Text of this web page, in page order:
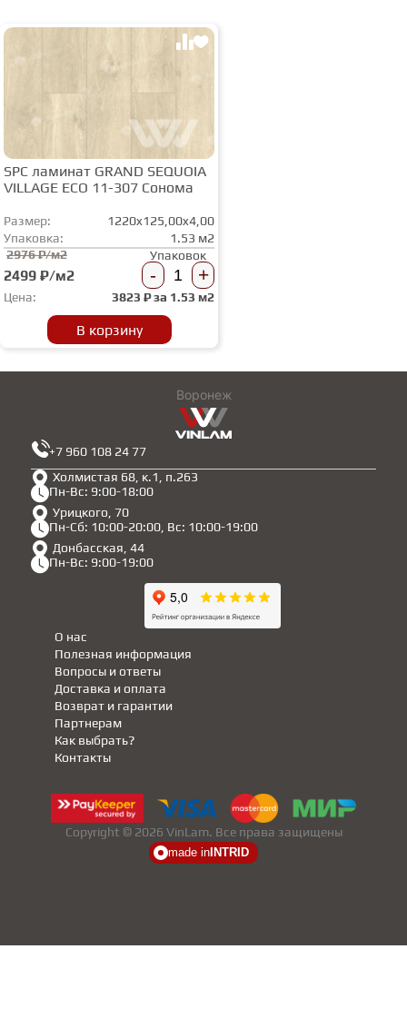
SPC ламинат GRAND SEQUOIA
VILLAGE ECO 11-307 Сонома
Размер:
1220x125,00x4,00
Упаковка:
1.53 м2
2976 ₽/м2
2499 ₽/м2
Упаковок
- +
Цена: 3823 ₽ за 1.53 м2
В корзину
Воронеж
Холмистая 68, к.1, п.263
Пн-Вс: 9:00-18:00
Урицкого, 70
Пн-Сб: 10:00-20:00, Вс: 10:00-19:00
Донбасская, 44
Пн-Вс: 9:00-19:00
+7 960 108 24 77
Полезная информация
Партнерам
Вопросы и ответы
Доставка и оплата
Возврат и гарантии
Как выбрать?
О нас
Контакты
Copyright © 2026 VinLam. Все права защищены
made in INTRID